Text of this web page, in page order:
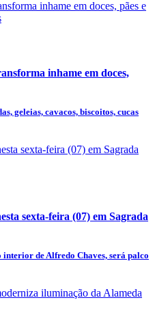
inhame em doces,
geleias, cavacos, biscoitos, cucas
sexta-feira (07) em Sagrada
de Alfredo Chaves, será palco